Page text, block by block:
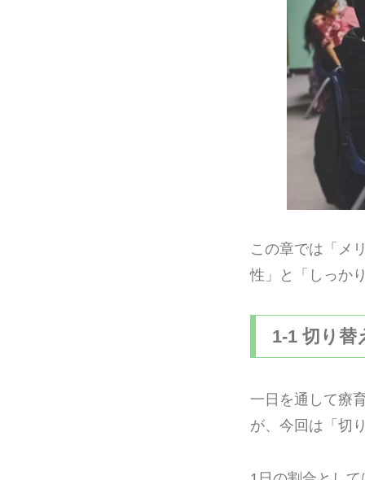
この章では「メ
性」と「しっか
1-1 切り替
一日を通して療
が、今回は「切